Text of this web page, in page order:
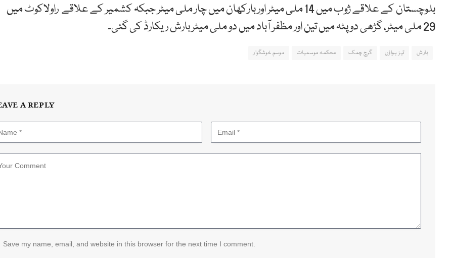
بلوچستان کے علاقے ژوب میں 14 ملی میٹر اور بارکھان میں چار ملی میٹر جبکہ کشمیر کے علاقے راولاکوٹ میں
29 ملی میٹر، گڑھی دوپٹہ میں تین اور مظفر آباد میں دو ملی میٹر بارش ریکارڈ کی گئی۔
بارش تیز ہواؤں گرچ چمک محکمہ موسمیات موسم خوشگوار
A REPLY
Save my name, email, and website in this browser for the next time I comment.